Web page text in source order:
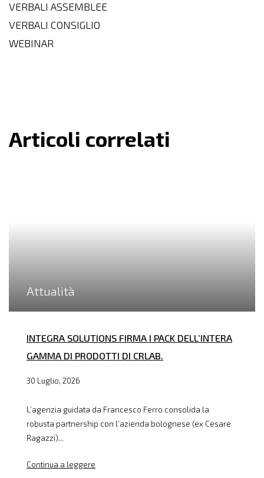
VERBALI ASSEMBLEE
VERBALI CONSIGLIO
WEBINAR
Articoli correlati
Attualità
INTEGRA SOLUTIONS FIRMA I PACK DELL’INTERA
GAMMA DI PRODOTTI DI CRLAB.
30 Luglio, 2026
L’agenzia guidata da Francesco Ferro consolida la
robusta partnership con l’azienda bolognese (ex Cesare
Ragazzi)...
Continua a leggere